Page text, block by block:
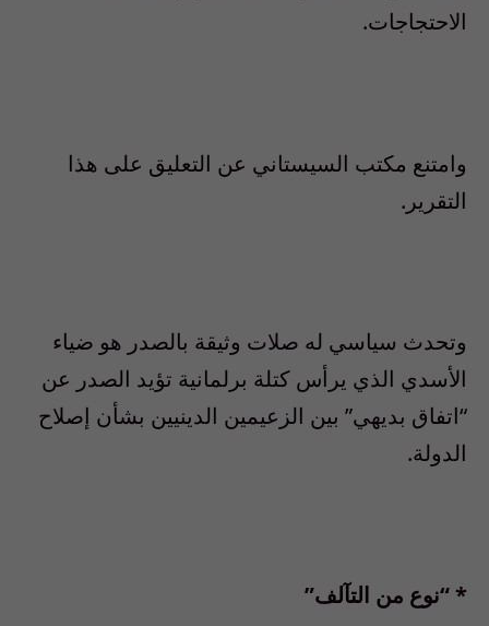
الاحتجاجات.
وامتنع مكتب السيستاني عن التعليق على هذا
التقرير.
وتحدث سياسي له صلات وثيقة بالصدر هو ضياء
الأسدي الذي يرأس كتلة برلمانية تؤيد الصدر عن
“اتفاق بديهي” بين الزعيمين الدينيين بشأن إصلاح
الدولة.
* “نوع من التآلف”